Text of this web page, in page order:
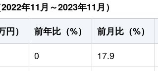
年11月～2023年11月）
）
前年比（%） 前月比（%）
0
17.9